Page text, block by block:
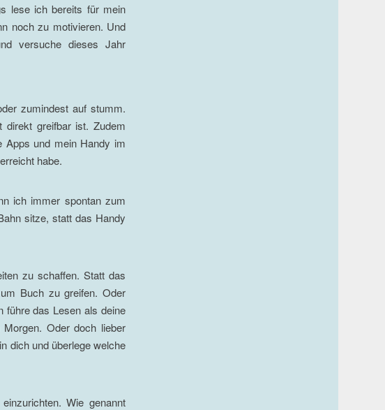
lese ich bereits für mein
noch zu motivieren. Und
versuche dieses Jahr
zumindest auf stumm.
greifbar ist. Zudem
Apps und mein Handy im
habe.
ich immer spontan zum
sitze, statt das Handy
zu schaffen. Statt das
Buch zu greifen. Oder
führe das Lesen als deine
Oder doch lieber
dich und überlege welche
Wie genannt